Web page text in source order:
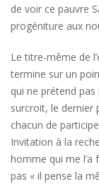
de voir ce pauvre
progéniture aux
Le titre-même de
termine sur un
qui ne prétend
surcroit, le dernier
chacun de
Invitation à la
homme qui me l’a
pas « il pense la